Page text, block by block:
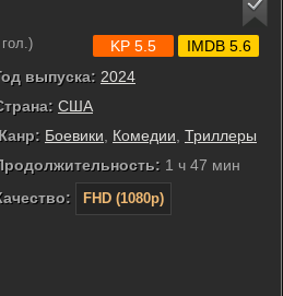
гол.)
выпуска: 2024
США
Боевики Комедии Триллеры
1 ч 47 мин
FHD (1080p)
KP 5.5 IMDB 5.6